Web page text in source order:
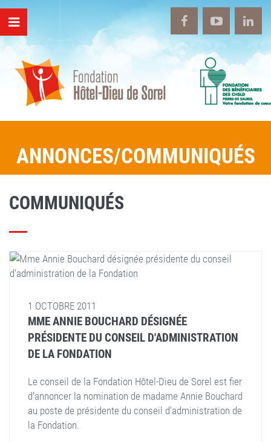
ANNONCES/COMMUNIQUÉS
COMMUNIQUÉS
1 OCTOBRE 2011
MME ANNIE BOUCHARD DÉSIGNÉE
PRÉSIDENTE DU CONSEIL D'ADMINISTRATION
DE LA FONDATION
Le conseil de la Fondation Hôtel-Dieu de Sorel est fier
d’annoncer la nomination de madame Annie Bouchard
au poste de présidente du conseil d’administration de
la Fondation.